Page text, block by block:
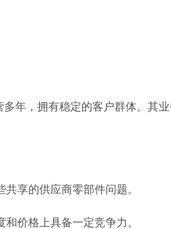
享的供应商零部件问题。
价格上具备一定竞争力。